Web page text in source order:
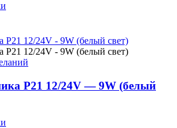
P21 12/24V — 9W (белый